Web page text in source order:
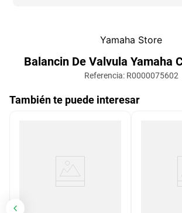
Yamaha Store
Balancin De Valvula Yamaha
Referencia: R0000075602
También te puede interesar